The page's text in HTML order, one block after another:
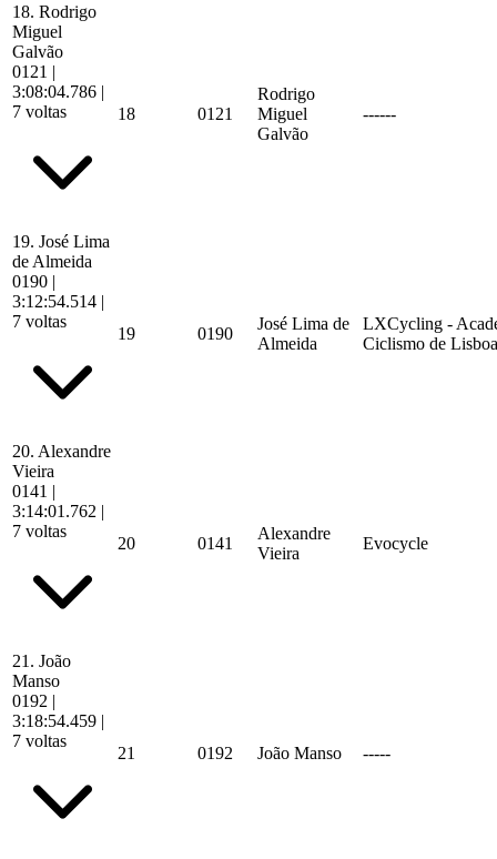
18. Rodrigo
Miguel
Galvão
0121 |
3:08:04.786 |
7 voltas
18 0121
Rodrigo
Miguel
Galvão
------
19. José Lima
de Almeida
0190 |
3:12:54.514 |
7 voltas
19 0190
José Lima de
Almeida
LXCycling -
Ciclismo de Lisboa
20. Alexandre
Vieira
0141 |
3:14:01.762 |
7 voltas
20 0141
Alexandre
Vieira
Evocycle
21. João
Manso
0192 |
3:18:54.459 |
7 voltas
21 0192 João Manso -----